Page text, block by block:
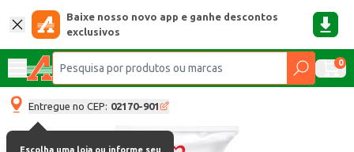
Baixe nosso novo app e ganhe descontos
exclusivos
0
Entregue no CEP: 02170-901
Escolha uma loja ou informe seu